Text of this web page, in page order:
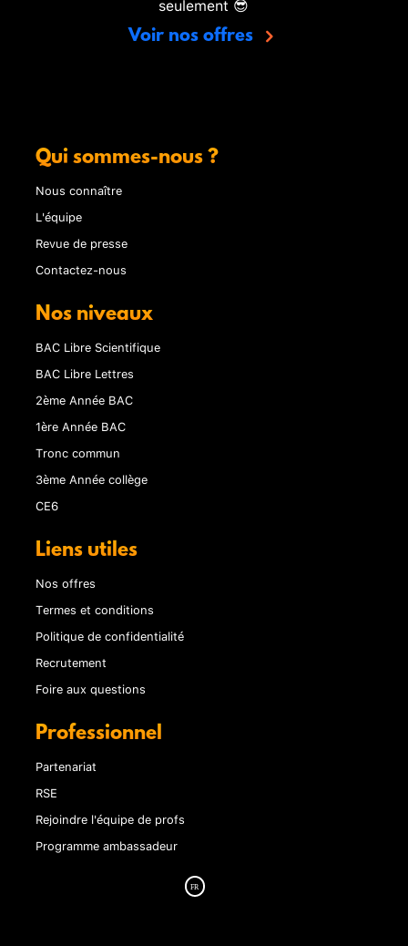
Voir nos offres
Qui sommes-nous ?
Nous connaître
L'équipe
Revue de presse
Contactez-nous
Nos niveaux
BAC Libre Scientifique
BAC Libre Lettres
2ème Année BAC
1ère Année BAC
Tronc commun
3ème Année collège
CE6
Liens utiles
Nos offres
Termes et conditions
Politique de confidentialité
Recrutement
Foire aux questions
Professionnel
Partenariat
RSE
Rejoindre l'équipe de profs
Programme ambassadeur